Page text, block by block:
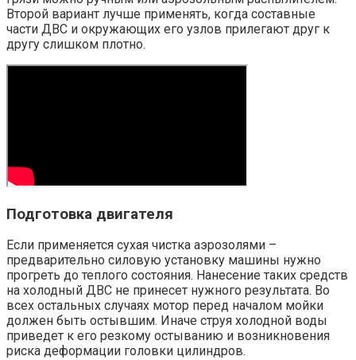
Второй вариант лучше применять, когда составные
части ДВС и окружающих его узлов прилегают друг к
другу слишком плотно.
Подготовка двигателя
Если применяется сухая чистка аэрозолями –
предварительно силовую установку машины нужно
прогреть до теплого состояния. Нанесение таких средств
на холодный ДВС не принесет нужного результата. Во
всех остальных случаях мотор перед началом мойки
должен быть остывшим. Иначе струя холодной воды
приведет к его резкому остыванию и возникновения
риска деформации головки цилиндров.